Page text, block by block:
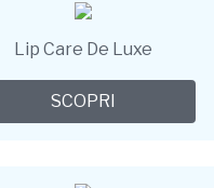
Lip Care De Luxe
SCOPRI